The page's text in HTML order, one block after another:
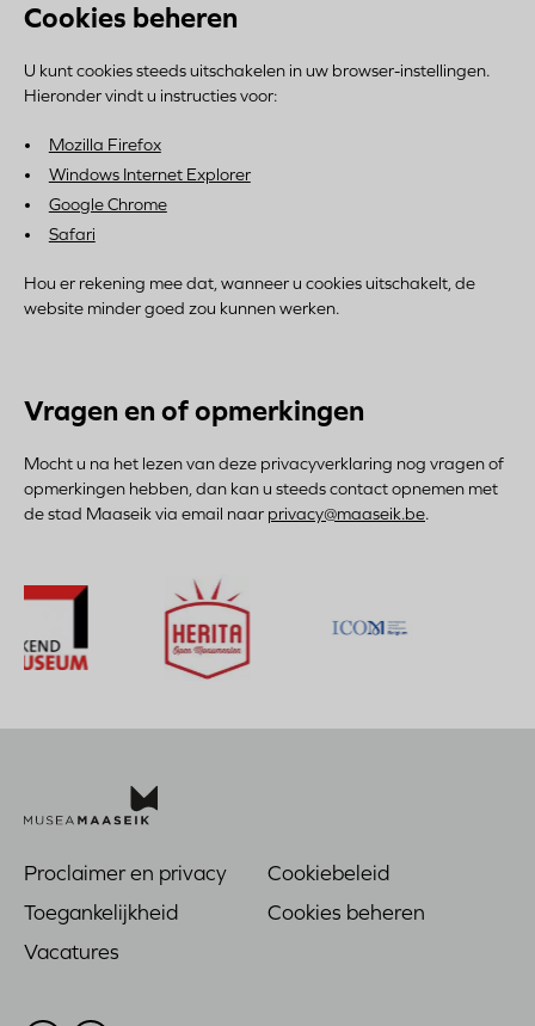
Cookies beheren
U kunt cookies steeds uitschakelen in uw browser-instellingen.
Hieronder vindt u instructies voor:
Mozilla Firefox
Windows Internet Explorer
Google Chrome
Safari
Hou er rekening mee dat, wanneer u cookies uitschakelt, de
website minder goed zou kunnen werken.
Vragen en of opmerkingen
Mocht u na het lezen van deze privacyverklaring nog vragen of
opmerkingen hebben, dan kan u steeds contact opnemen met
de stad Maaseik via email naar privacy@maaseik.be.
Bezoek
de
Herita
Open
Monumenten
Bezoek
de
website
van
ICOM
de
website
Voet
Proclaimer en privacy
Cookiebeleid
Toegankelijkheid
Cookies beheren
Vacatures